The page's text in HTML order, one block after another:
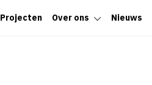
Projecten Over ons Nieuws